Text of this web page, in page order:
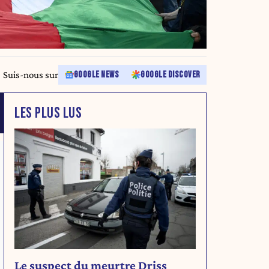
Suis-nous sur GOOGLE NEWS GOOGLE DISCOVER
LES PLUS LUS
Le suspect du meurtre Driss